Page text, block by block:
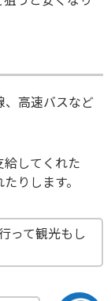
、高速バスなど
してくれた
りします。
って観光もし